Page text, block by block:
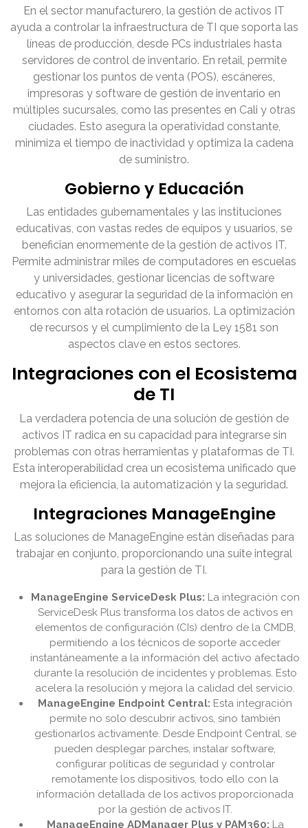
En el sector manufacturero, la gestión de activos IT
ayuda a controlar la infraestructura de TI que soporta las
líneas de producción, desde PCs industriales hasta
servidores de control de inventario. En retail, permite
gestionar los puntos de venta (POS), escáneres,
impresoras y software de gestión de inventario en
múltiples sucursales, como las presentes en Cali y otras
ciudades. Esto asegura la operatividad constante,
minimiza el tiempo de inactividad y optimiza la cadena
de suministro.
Gobierno y Educación
Las entidades gubernamentales y las instituciones
educativas, con vastas redes de equipos y usuarios, se
benefician enormemente de la gestión de activos IT.
Permite administrar miles de computadores en escuelas
y universidades, gestionar licencias de software
educativo y asegurar la seguridad de la información en
entornos con alta rotación de usuarios. La optimización
de recursos y el cumplimiento de la Ley 1581 son
aspectos clave en estos sectores.
Integraciones con el Ecosistema
de TI
La verdadera potencia de una solución de gestión de
activos IT radica en su capacidad para integrarse sin
problemas con otras herramientas y plataformas de TI.
Esta interoperabilidad crea un ecosistema unificado que
mejora la eficiencia, la automatización y la seguridad.
Integraciones ManageEngine
Las soluciones de ManageEngine están diseñadas para
trabajar en conjunto, proporcionando una suite integral
para la gestión de TI.
ManageEngine ServiceDesk Plus: La integración con
ServiceDesk Plus transforma los datos de activos en
elementos de configuración (CIs) dentro de la CMDB,
permitiendo a los técnicos de soporte acceder
instantáneamente a la información del activo afectado
durante la resolución de incidentes y problemas. Esto
acelera la resolución y mejora la calidad del servicio.
ManageEngine Endpoint Central: Esta integración
permite no solo descubrir activos, sino también
gestionarlos activamente. Desde Endpoint Central, se
pueden desplegar parches, instalar software,
configurar políticas de seguridad y controlar
remotamente los dispositivos, todo ello con la
información detallada de los activos proporcionada
por la gestión de activos IT.
ManageEngine ADManager Plus y PAM360: La